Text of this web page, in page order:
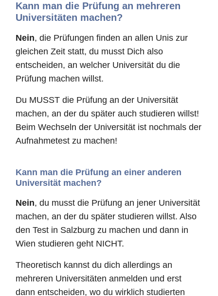
Kann man die Prüfung an mehreren
Universitäten machen?
Nein, die Prüfungen finden an allen Unis zur
gleichen Zeit statt, du musst Dich also
entscheiden, an welcher Universität du die
Prüfung machen willst.
Du MUSST die Prüfung an der Universität
machen, an der du später auch studieren willst!
Beim Wechseln der Universität ist nochmals der
Aufnahmetest zu machen!
Kann man die Prüfung an einer anderen
Universität machen?
Nein, du musst die Prüfung an jener Universität
machen, an der du später studieren willst. Also
den Test in Salzburg zu machen und dann in
Wien studieren geht NICHT.
Theoretisch kannst du dich allerdings an
mehreren Universitäten anmelden und erst
dann entscheiden, wo du wirklich studierten